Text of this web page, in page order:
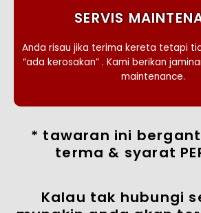
SERVIS
Anda risau jika terima kereta tetapi
“ada kerosakan” . Kami berikan
maintenance.
* tawaran ini
terma & syarat
Kalau tak hubungi